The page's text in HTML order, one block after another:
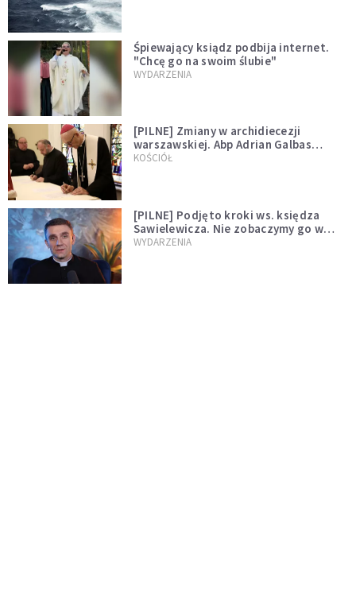
Śpiewający ksiądz podbija internet.
"Chcę go na swoim ślubie"
WYDARZENIA
[PILNE] Zmiany w archidiecezji
warszawskiej. Abp Adrian Galbas
wręczył dekrety nowym proboszczom
KOŚCIÓŁ
[PILNE] Podjęto kroki ws. księdza
Sawielewicza. Nie zobaczymy go w
mediach
WYDARZENIA